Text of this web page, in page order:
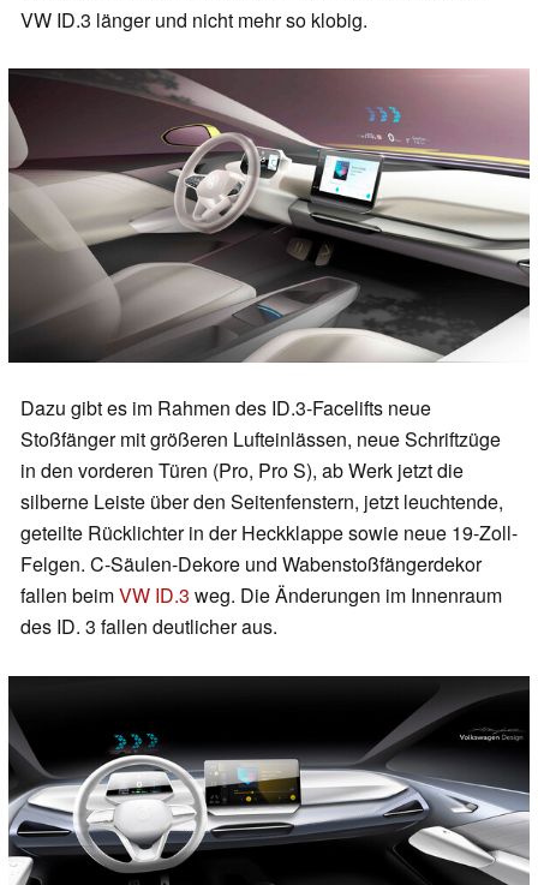
VW ID.3 länger und nicht mehr so klobig.
Dazu gibt es im Rahmen des ID.3-Facelifts neue
Stoßfänger mit größeren Lufteinlässen, neue Schriftzüge
in den vorderen Türen (Pro, Pro S), ab Werk jetzt die
silberne Leiste über den Seitenfenstern, jetzt leuchtende,
geteilte Rücklichter in der Heckklappe sowie neue 19-Zoll-
Felgen. C-Säulen-Dekore und Wabenstoßfängerdekor
fallen beimVW ID.3 weg. Die Änderungen im Innenraum
des ID. 3 fallen deutlicher aus.